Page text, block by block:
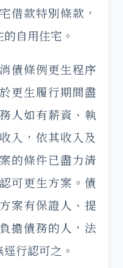
借款特別條款，
自用住宅。
消債條例更生程序
更生履行期間盡
人如有薪資、執
入，依其收入及
的條件已盡力清
可更生方案。債
案有保證人、提
擔債務的人，法
行認可之。